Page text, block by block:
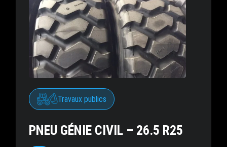
Travaux publics
PNEU GÉNIE CIVIL – 26.5 R25